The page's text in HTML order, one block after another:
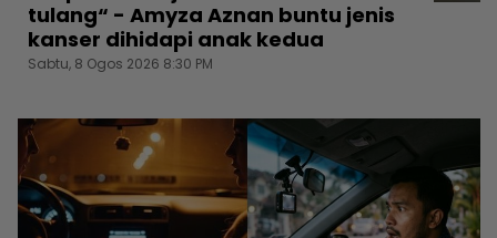
tulang“ - Amyza Aznan buntu jenis
kanser dihidapi anak kedua
Sabtu, 8 Ogos 2026 8:30 PM